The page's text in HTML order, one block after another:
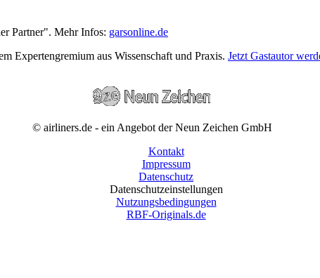
Partner". Mehr Infos: garsonline.de
Expertengremium aus Wissenschaft und Praxis. Jetzt Gastautor
© airliners.de - ein Angebot der Neun Zeichen GmbH
Kontakt
Impressum
Datenschutz
Datenschutzeinstellungen
Nutzungsbedingungen
RBF-Originals.de